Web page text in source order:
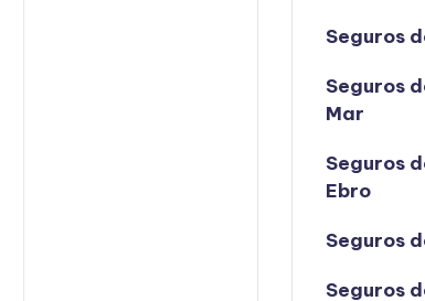
Seguros
Seguros
Mar
Seguros
Ebro
Seguros
Seguros